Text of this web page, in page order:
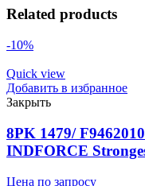
Related products
-10%
Quick view
Добавить в избранное
Закрыть
8PK 1479/
INDFORCE
Цена по запросу